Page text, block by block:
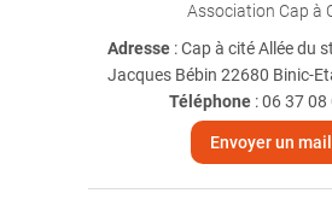
Association Cap à
Adresse : Cap à cité Allée du
Jacques Bébin 22680 Binic-
Téléphone:06 37 08
Envoyer un mail